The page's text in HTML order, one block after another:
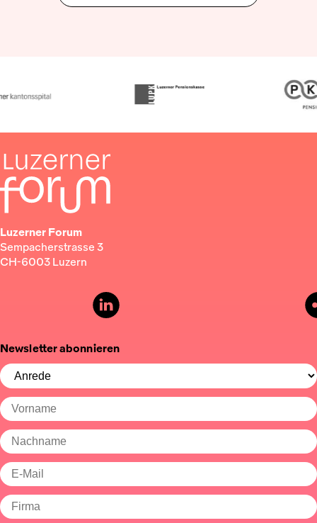
Luzerner Forum
Sempacherstrasse 3
CH-6003 Luzern
Newsletter abonnieren